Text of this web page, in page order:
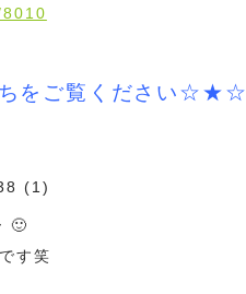
をご覧ください☆★☆
🙂
す笑